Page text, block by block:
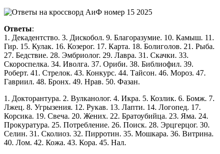
Ответы:
1. Декадентство. 3. Дискобол. 9. Благоразумие. 10. Камыш. 11.
Гир. 15. Кулак. 16. Козерог. 17. Карта. 18. Болиголов. 21. Рыба.
27. Бедствие. 28. Эмбриолог. 29. Лавра. 31. Скачки. 33.
Скороспелка. 34. Иволга. 37. Ориби. 38. Библиофил. 39.
Роберт. 41. Стрелок. 43. Конкурс. 44. Тайсон. 46. Мороз. 47.
Гавриил. 48. Бронх. 49. Нрав. 50. Фазан.
1. Докторантура. 2. Вулканолог. 4. Икра. 5. Козлик. 6. Бомж. 7.
Лжец. 8. Угрызения. 12. Рукав. 13. Лапти. 14. Логопед. 17.
Корсика. 19. Свеча. 20. Жених. 22. Братоубийца. 23. Яма. 24.
Прокуратура. 25. Потребление. 26. Поиск. 28. Эрцгерцог. 30.
Селин. 31. Сколиоз. 32. Пирротин. 35. Мошкара. 36. Витрина.
40. Лом. 42. Кожа. 43. Кора. 45. Нал.